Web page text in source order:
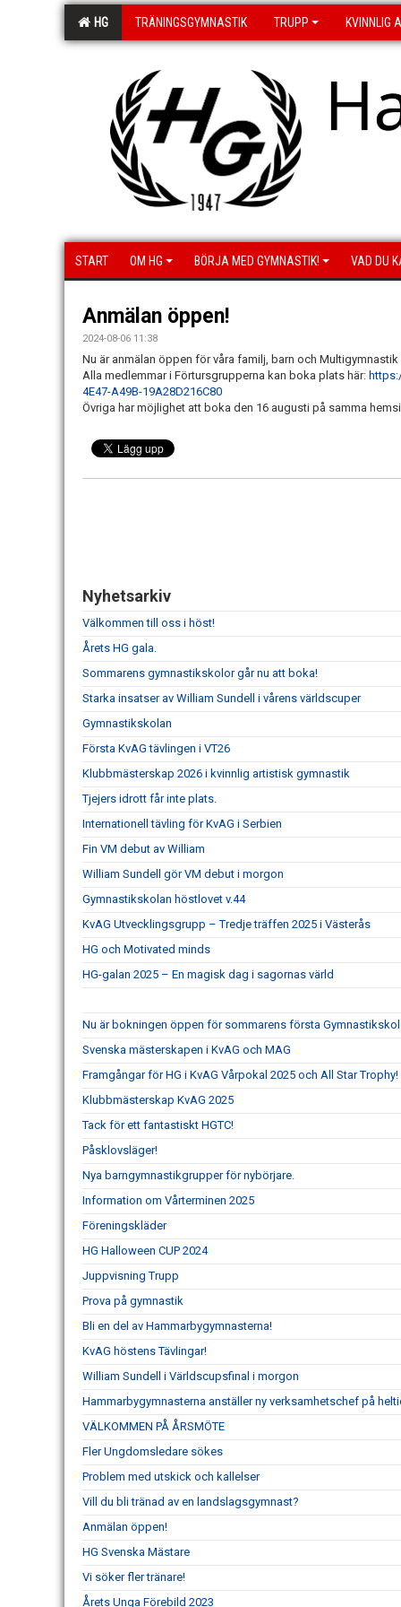
HG TRÄNINGSGYMNASTIK TRUPP KVINNLIG
START OM HG BÖRJA MED GYMNASTIK! VAD DU
Anmälan öppen!
2024-08-06 11:38
Nu är anmälan öppen för våra familj, barn och
Alla medlemmar i Förtursgrupperna kan boka plats här:
4E47-A49B-19A28D216C80
Övriga har möjlighet att boka den 16 augusti på samma
Nyhetsarkiv
Välkommen till oss i höst!
Årets HG gala.
Sommarens gymnastikskolor går nu att boka!
Starka insatser av William Sundell i vårens världscuper
Gymnastikskolan
Första KvAG tävlingen i VT26
Klubbmästerskap 2026 i kvinnlig artistisk gymnastik
Tjejers idrott får inte plats.
Internationell tävling för KvAG i Serbien
Fin VM debut av William
William Sundell gör VM debut i morgon
Gymnastikskolan höstlovet v.44
KvAG Utvecklingsgrupp – Tredje träffen 2025 i Västerås
HG och Motivated minds
HG-galan 2025 – En magisk dag i sagornas värld
Nu är bokningen öppen för sommarens första
Svenska mästerskapen i KvAG och MAG
Framgångar för HG i KvAG Vårpokal 2025 och All Star Trophy!
Klubbmästerskap KvAG 2025
Tack för ett fantastiskt HGTC!
Påsklovsläger!
Nya barngymnastikgrupper för nybörjare.
Information om Vårterminen 2025
Föreningskläder
HG Halloween CUP 2024
Juppvisning Trupp
Prova på gymnastik
Bli en del av Hammarbygymnasterna!
KvAG höstens Tävlingar!
William Sundell i Världscupsfinal i morgon
Hammarbygymnasterna anställer ny verksamhetschef på
VÄLKOMMEN PÅ ÅRSMÖTE
Fler Ungdomsledare sökes
Problem med utskick och kallelser
Vill du bli tränad av en landslagsgymnast?
Anmälan öppen!
HG Svenska Mästare
Vi söker fler tränare!
Årets Unga Förebild 2023